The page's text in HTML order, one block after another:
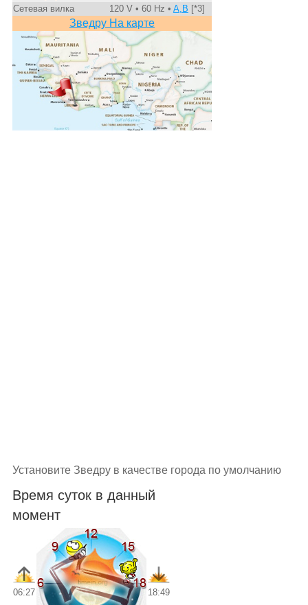
Сетевая вилка
120 V • 60 Hz • A,B [*3]
Зведру На карте
Установите Зведру в качестве города по умолчанию
Время суток в данный
момент
06:27 18:49